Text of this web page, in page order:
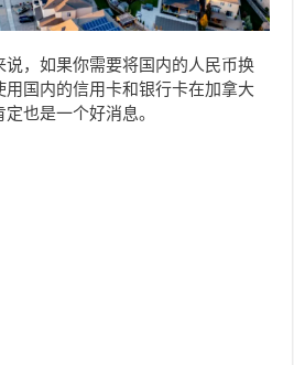
说，如果你需要将国内的人民币换
用国内的信用卡和银行卡在加拿大
也是一个好消息。